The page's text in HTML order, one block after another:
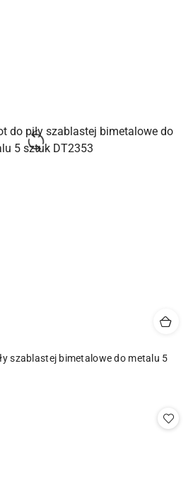
szablastej bimetalowe do metalu 5